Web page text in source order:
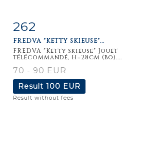
Item detail
262
FREDVA "KETTY SKIEUSE"...
FREDVA "Ketty skieuse" Jouet
télécommandé, H=28cm (bo)....
70 - 90 EUR
Result 100 EUR
Result without fees